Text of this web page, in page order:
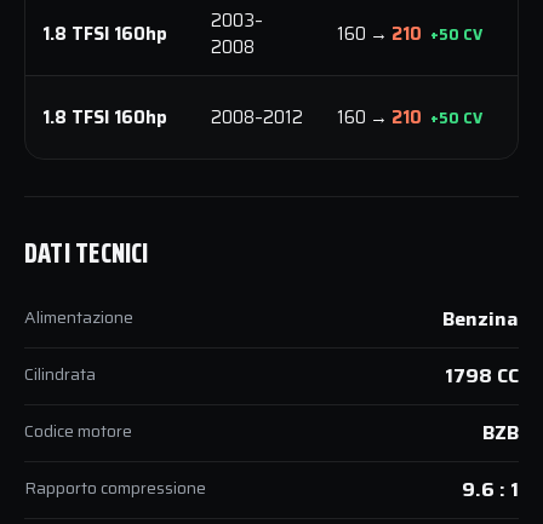
1.8 TFSI 160hp
2003–
2008
160 → 210 +50 CV
1.8 TFSI 160hp 2008–2012 160 → 210 +50 CV
DATI TECNICI
Alimentazione Benzina
Cilindrata 1798 CC
Codice motore BZB
Rapporto compressione 9.6 : 1